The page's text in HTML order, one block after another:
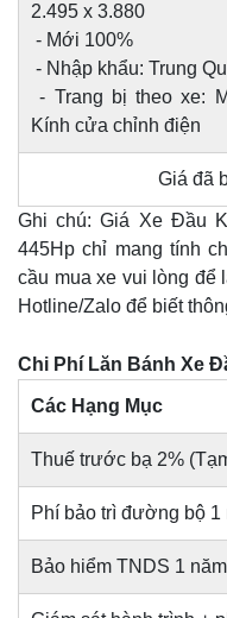
2.495 x 3.880
- Mới 100%
- Nhập khẩu: Trung
- Trang bị theo xe:
Kính cửa chỉnh điện
Giá đã
Ghi chú: Giá Xe Đầu
445Hp chỉ mang tính
cầu mua xe vui lòng để
Hotline/Zalo để biết
Chi Phí Lăn Bánh Xe
Các Hạng Mục
Thuế trước bạ 2%
Phí bảo trì đường bộ 1
Bảo hiểm TNDS 1 năm